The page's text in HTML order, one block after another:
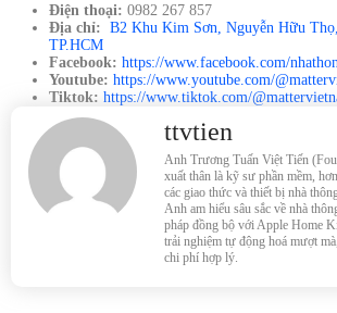
Điện thoại: 0982 267 857
Địa chỉ: B2 Khu Kim Sơn, Nguyễn Hữu
TP.HCM
Facebook: https://www.facebook.com/
Youtube: https://www.youtube.com/
Tiktok: https://www.tiktok.com/
ttvtien
Anh Trương Tuấn Việt Tiến
xuất thân là kỹ sư phần mềm,
các giao thức và thiết bị nhà
Anh am hiểu sâu sắc về nhà
pháp đồng bộ với Apple Home
trải nghiệm tự động hoá mượt
chi phí hợp lý.